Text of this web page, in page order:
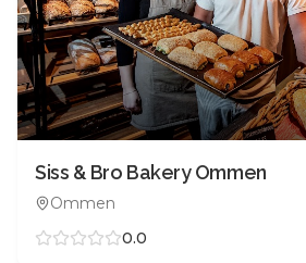
Siss & Bro Bakery Ommen
Ommen
0.0